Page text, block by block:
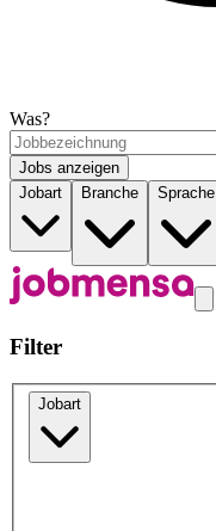
Was?
Jobs anzeigen
Jobart
Branche Sprache
Filter
Jobart